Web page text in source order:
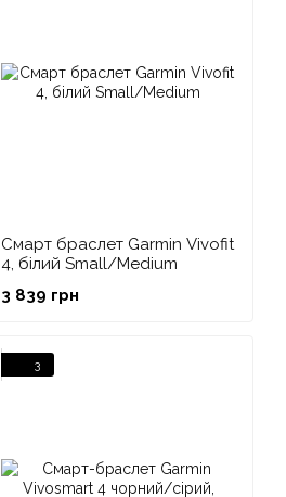
Смарт браслет Garmin Vivofit
4, білий Small/Medium
3 839 грн
3